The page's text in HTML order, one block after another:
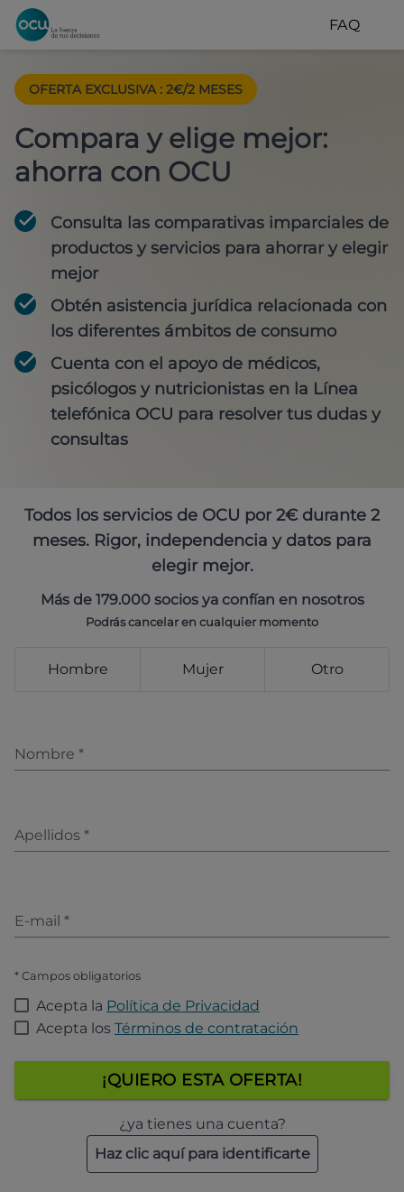
FAQ
OFERTA EXCLUSIVA : 2€/2 MESES
Compara y elige mejor:
ahorra con OCU
Consulta las comparativas imparciales de
productos y servicios para ahorrar y elegir
mejor
Obtén asistencia jurídica relacionada con
los diferentes ámbitos de consumo
Cuenta con el apoyo de médicos,
psicólogos y nutricionistas en la Línea
telefónica OCU para resolver tus dudas y
consultas
Todos los servicios de OCU por 2€ durante 2
meses. Rigor, independencia y datos para
elegir mejor.
Más de 179.000 socios ya confían en nosotros
Podrás cancelar en cualquier momento
Hombre Mujer Otro
Nombre *
Apellidos *
E-mail *
* Campos obligatorios
Acepta la Política de Privacidad
Acepta los Términos de contratación
¡QUIERO ESTA OFERTA!
¿ya tienes una cuenta?
Haz clic aquí para identificarte